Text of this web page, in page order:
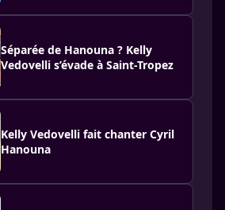
Séparée de Hanouna ? Kelly
Vedovelli s’évade à Saint-Tropez
Kelly Vedovelli fait chanter Cyril
Hanouna